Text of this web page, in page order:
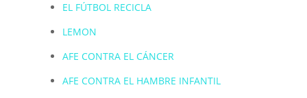
EL FÚTBOL RECICLA
LEMON
AFE CONTRA EL CÁNCER
AFE CONTRA EL HAMBRE INFANTIL